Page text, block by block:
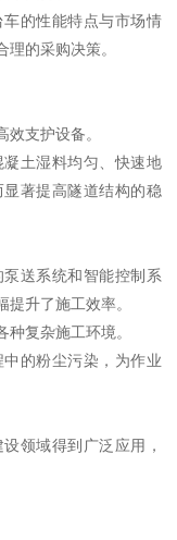
的性能特点与市场情
的采购决策。
支护设备。
土湿料均匀、快速地
著提高隧道结构的稳
送系统和智能控制系
升了施工效率。
复杂施工环境。
的粉尘污染，为作业
领域得到广泛应用，